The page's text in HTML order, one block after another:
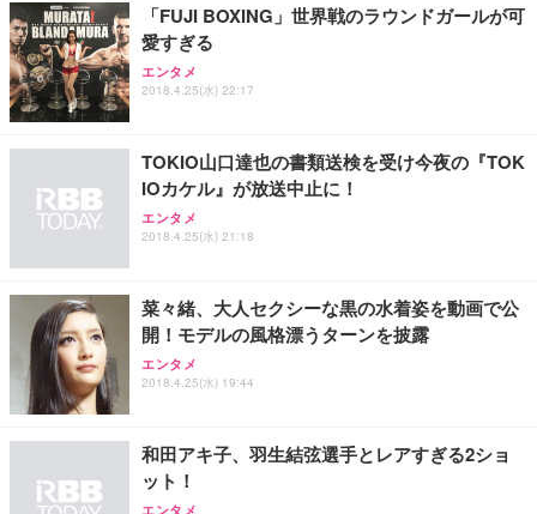
「FUJI BOXING」世界戦のラウンドガールが可
愛すぎる
エンタメ
2018.4.25(水) 22:17
TOKIO山口達也の書類送検を受け今夜の『TOK
IOカケル』が放送中止に！
エンタメ
2018.4.25(水) 21:18
菜々緒、大人セクシーな黒の水着姿を動画で公
開！モデルの風格漂うターンを披露
エンタメ
2018.4.25(水) 19:44
和田アキ子、羽生結弦選手とレアすぎる2ショ
ット！
エンタメ